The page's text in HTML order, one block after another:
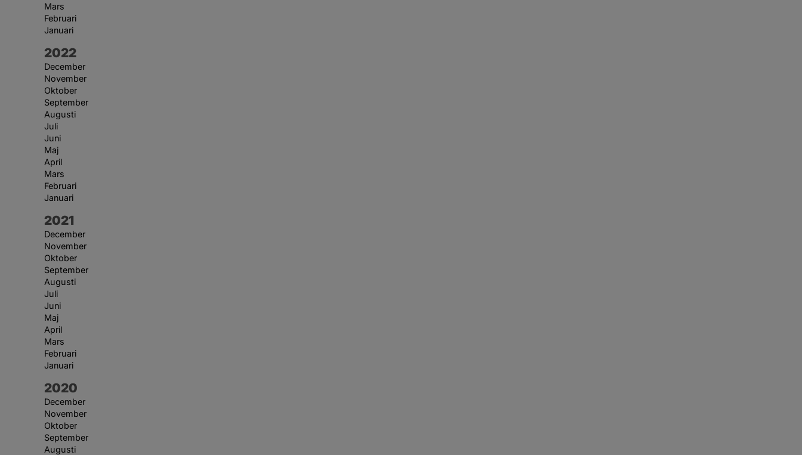
Mars
Februari
Januari
År:
2022
December
November
Oktober
September
Augusti
Juli
Juni
Maj
April
Mars
Februari
Januari
År:
2021
December
November
Oktober
September
Augusti
Juli
Juni
Maj
April
Mars
Februari
Januari
År:
2020
December
November
Oktober
September
Augusti